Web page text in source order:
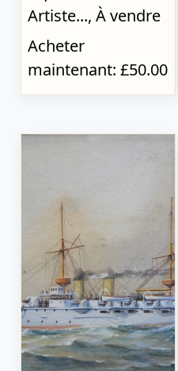
Artiste..., À vendre
Acheter
maintenant: £50.00